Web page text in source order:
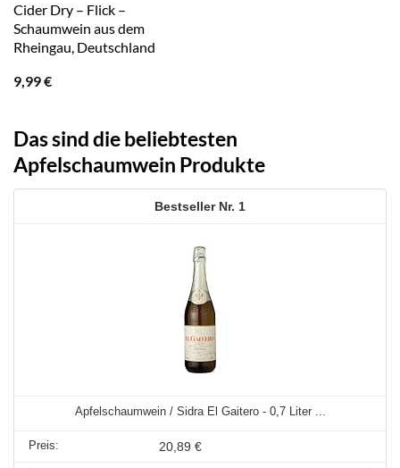
Cider Dry – Flick –
Schaumwein aus dem
Rheingau, Deutschland
9,99€
Das sind die beliebtesten
Apfelschaumwein Produkte
1
Apfelschaumwein / Sidra El Gaitero - 0,7 Liter ...
20,89 €